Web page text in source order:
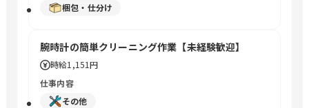
梱包・仕分け
腕時計の簡単クリーニング作業【未経験歓迎】
時給1,151円
仕事内容
その他